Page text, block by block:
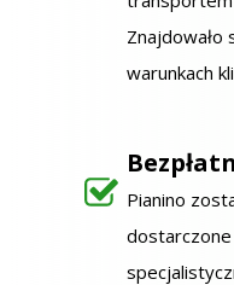
Pianino
Znajdowało
warunkach